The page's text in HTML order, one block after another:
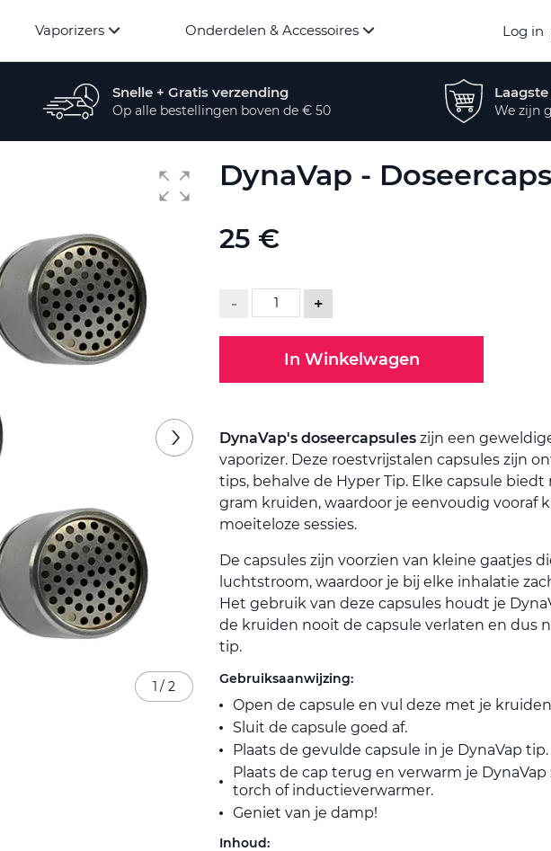
Vaporizers Onderdelen & Accessoires Log in
Snelle + Gratis verzending
Op alle bestellingen boven de € 50 We zijn
DynaVap -
25 €
- +
In Winkelwagen
DynaVap's doseercapsules zijn een
vaporizer. Deze roestvrijstalen capsules zijn
tips, behalve de Hyper Tip. Elke capsule
gram kruiden, waardoor je eenvoudig vooraf
moeiteloze sessies.
De capsules zijn voorzien van kleine gaatjes
luchtstroom, waardoor je bij elke inhalatie
Het gebruik van deze capsules houdt je
de kruiden nooit de capsule verlaten en dus
tip.
Gebruiksaanwijzing:
Open de capsule en vul deze met je
Sluit de capsule goed af.
Plaats de gevulde capsule in je DynaVap tip.
Plaats de cap terug en verwarm je
torch of inductieverwarmer.
Geniet van je damp!
Inhoud:
1 / 2